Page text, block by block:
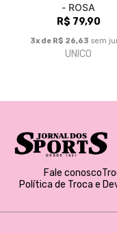
- ROSA
R$ 79,90
3x de R$ 26,63 sem
UNICO
Fale conosco
Política de Troca e